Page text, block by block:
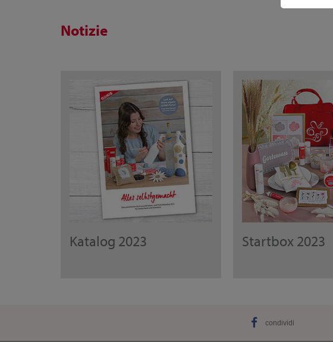
Notizie
Katalog 2023 Startbox 2023
condividi